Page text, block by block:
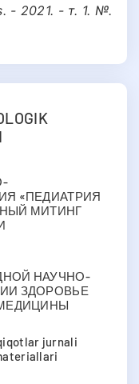
- 2021. - т. 1. №.
«ПЕДИАТРИЯ
МИТИНГ
НАУЧНО-
ЗДОРОВЬЕ
jurnali